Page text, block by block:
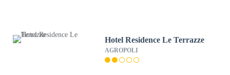
Hotel Residence Le Terrazze
AGROPOLI